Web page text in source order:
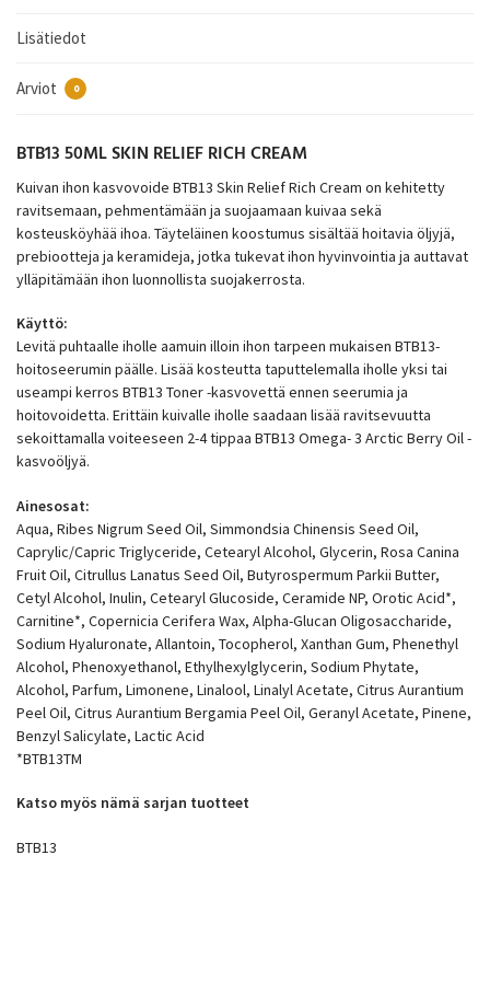
Lisätiedot
Arviot 0
BTB13 50ML SKIN RELIEF RICH CREAM
Kuivan ihon kasvovoide BTB13 Skin Relief Rich Cream on kehitetty
ravitsemaan, pehmentämään ja suojaamaan kuivaa sekä
kosteusköyhää ihoa. Täyteläinen koostumus sisältää hoitavia öljyjä,
prebiootteja ja keramideja, jotka tukevat ihon hyvinvointia ja auttavat
ylläpitämään ihon luonnollista suojakerrosta.
Käyttö:
Levitä puhtaalle iholle aamuin illoin ihon tarpeen mukaisen BTB13-
hoitoseerumin päälle. Lisää kosteutta taputtelemalla iholle yksi tai
useampi kerros BTB13 Toner -kasvovettä ennen seerumia ja
hoitovoidetta. Erittäin kuivalle iholle saadaan lisää ravitsevuutta
sekoittamalla voiteeseen 2-4 tippaa BTB13 Omega- 3 Arctic Berry Oil -
kasvoöljyä.
Ainesosat:
Aqua, Ribes Nigrum Seed Oil, Simmondsia Chinensis Seed Oil,
Caprylic/Capric Triglyceride, Cetearyl Alcohol, Glycerin, Rosa Canina
Fruit Oil, Citrullus Lanatus Seed Oil, Butyrospermum Parkii Butter,
Cetyl Alcohol, Inulin, Cetearyl Glucoside, Ceramide NP, Orotic Acid*,
Carnitine*, Copernicia Cerifera Wax, Alpha-Glucan Oligosaccharide,
Sodium Hyaluronate, Allantoin, Tocopherol, Xanthan Gum, Phenethyl
Alcohol, Phenoxyethanol, Ethylhexylglycerin, Sodium Phytate,
Alcohol, Parfum, Limonene, Linalool, Linalyl Acetate, Citrus Aurantium
Peel Oil, Citrus Aurantium Bergamia Peel Oil, Geranyl Acetate, Pinene,
Benzyl Salicylate, Lactic Acid
*BTB13TM
Katso myös nämä sarjan tuotteet
BTB13